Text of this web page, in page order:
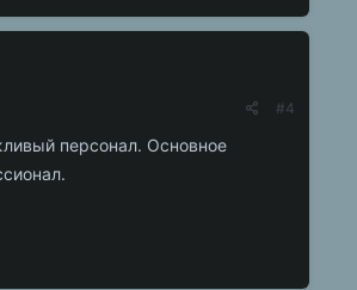
#4
персонал. Основное